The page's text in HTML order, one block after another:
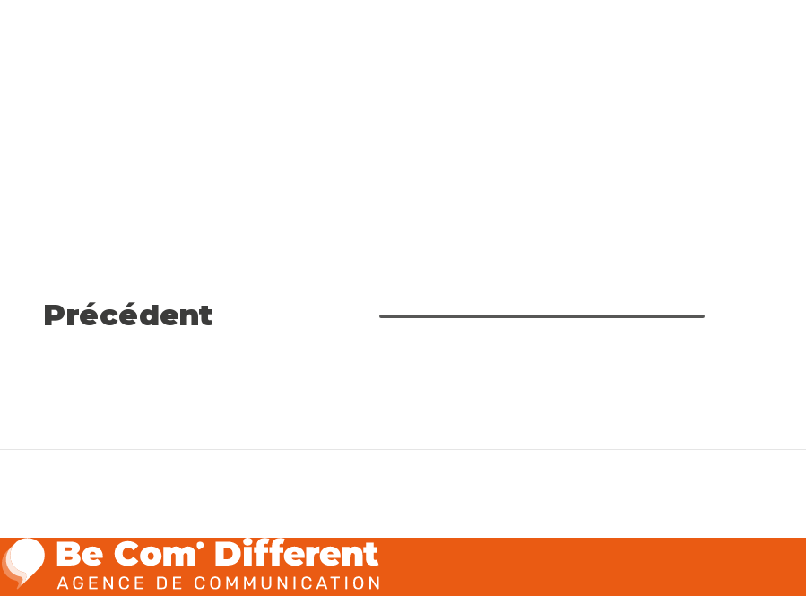
Précédent